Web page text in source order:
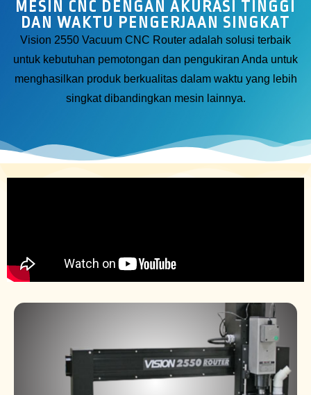
MESIN CNC DENGAN AKURASI TINGGI
DAN WAKTU PENGERJAAN SINGKAT
Vision 2550 Vacuum CNC Router adalah solusi terbaik
untuk kebutuhan pemotongan dan pengukiran Anda untuk
menghasilkan produk berkualitas dalam waktu yang lebih
singkat dibandingkan mesin lainnya.